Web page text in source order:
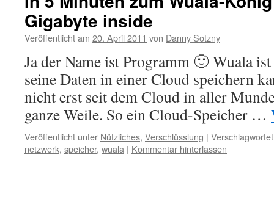
Gigabyte inside
Veröffentlicht am 20. April 2011 von Danny Sotzny
Ja der Name ist Programm 🙂 Wuala
seine Daten in einer Cloud speichern
nicht erst seit dem Cloud in aller
ganze Weile. So ein Cloud-Speicher …
Veröffentlicht unter Nützliches, Verschlüsslung |
netzwerk, speicher, wuala | Kommentar hinterlassen